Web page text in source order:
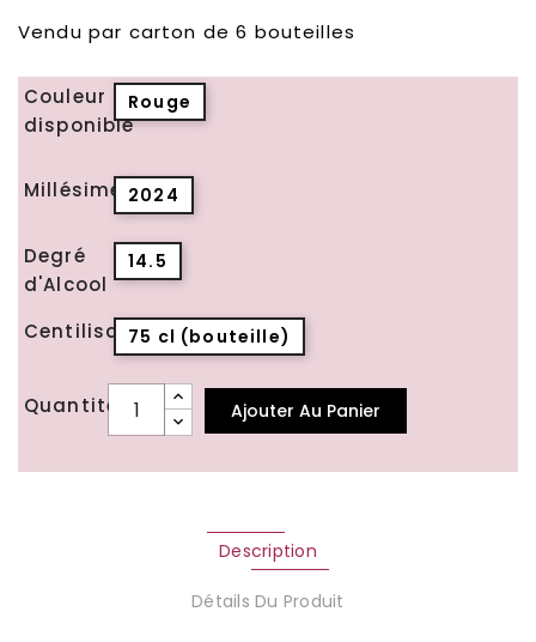
Vendu par carton de 6 bouteilles
Couleur
disponible
Rouge
Millésime 2024
Degré
d'Alcool
14.5
Centilisation75 cl (bouteille)
Quantité Ajouter Au Panier
Description
Détails Du Produit